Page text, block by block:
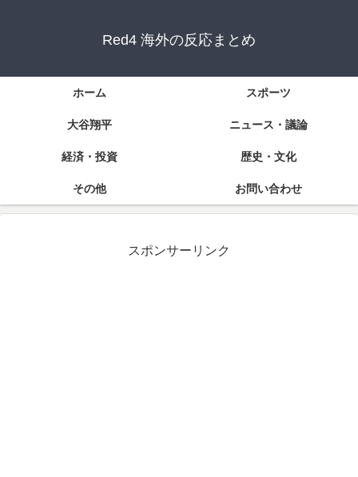
Red4 海外の反応まとめ
ホーム スポーツ
大谷翔平 ニュース・議論
経済・投資 歴史・文化
その他 お問い合わせ
スポンサーリンク